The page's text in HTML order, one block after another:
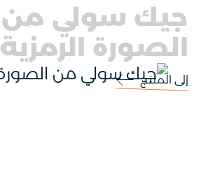
جيك سولي من
الصورة الرمزية
إلى المنتج